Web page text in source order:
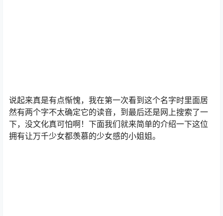
说起来真是有点惭愧，我在第一次看到这个名字时里面居
然有两个字不太确定它的读音，到最后还是网上搜索了一
下，没文化真可怕啊！下面我们就来简单的介绍一下这位
拥有让万千少女都羡慕的少女感的小姐姐。